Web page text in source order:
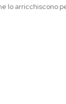
lo arricchiscono